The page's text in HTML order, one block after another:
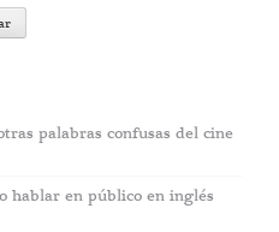
palabras confusas del cine
hablar en público en inglés